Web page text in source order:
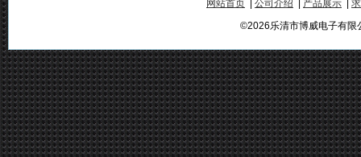
网站首页 公司介绍 产品展示
©2026乐清市博威电子有